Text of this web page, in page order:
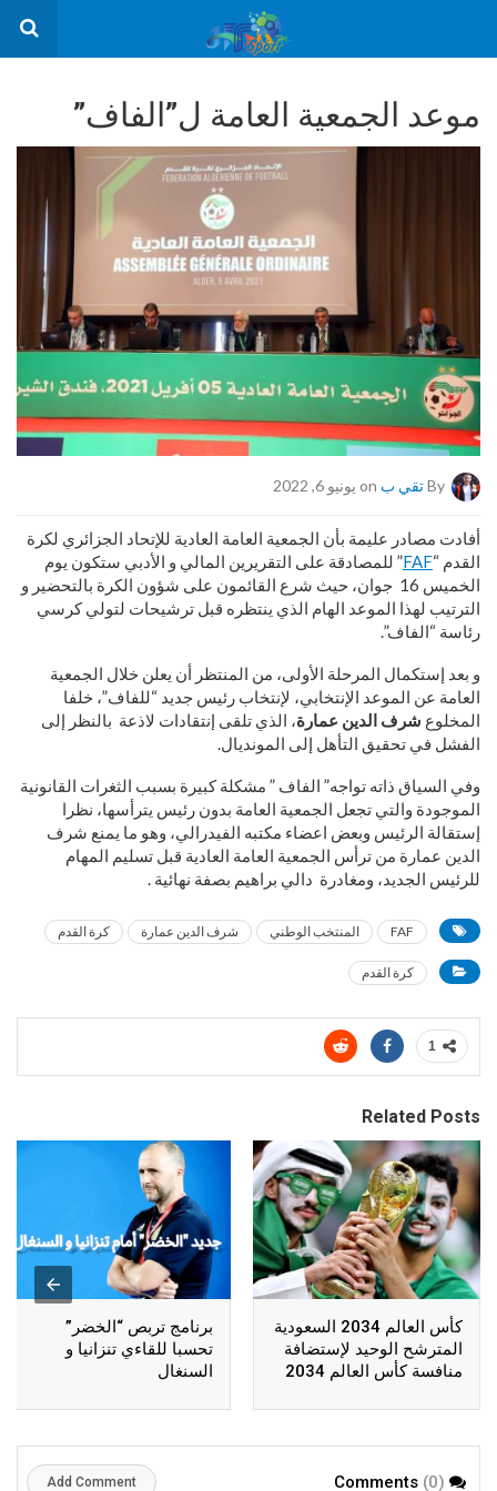
موعد الجمعية العامة ل”الفاف”
Byتقي ب
أفادت مصادر عليمة بأن الجمعية العامة العادية للإتحاد الجزائري لكرة
القدم “FAF” للمصادقة على التقريرين المالي و الأدبي ستكون يوم
الخميس 16 جوان، حيث شرع القائمون على شؤون الكرة بالتحضير و
الترتيب لهذا الموعد الهام الذي ينتظره قبل ترشيحات لتولي كرسي
رئاسة “الفاف”.
و بعد إستكمال المرحلة الأولى، من المنتظر أن يعلن خلال الجمعية
العامة عن الموعد الإنتخابي، لإنتخاب رئيس جديد “للفاف”، خلفا
المخلوع شرف الدين عمارة، الذي تلقى إنتقادات لاذعة بالنظر إلى
الفشل في تحقيق التأهل إلى المونديال.
وفي السياق ذاته تواجه” الفاف ” مشكلة كبيرة بسبب الثغرات القانونية
الموجودة والتي تجعل الجمعية العامة بدون رئيس يترأسها، نظرا
إستقالة الرئيس وبعض اعضاء مكتبه الفيدرالي، وهو ما يمنع شرف
الدين عمارة من ترأس الجمعية العامة العادية قبل تسليم المهام
للرئيس الجديد، ومغادرة دالي براهيم بصفة نهائية .
FAF المنتخب الوطني شرف الدين عمارة كرة القدم
كرة القدم
1
Related Posts
كأس العالم 2034 السعودية
المترشح الوحيد لإستضافة
منافسة كأس العالم 2034
برنامج تربص “الخضر”
تحسبا للقاءي تنزانيا و
السنغال
(0)
Add Comment